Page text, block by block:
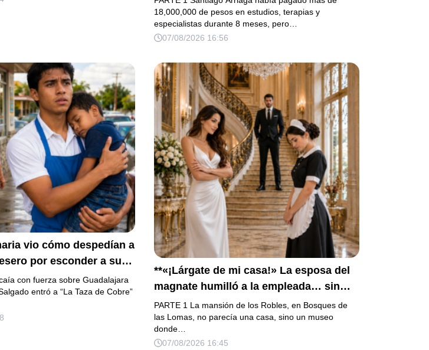
quiso escuchar.
18,000,000 de pesos en estudios, terapias y
especialistas durante 8 meses, pero…
07/08/2026 16:56
vio cómo despedían a
por esconder a su
pero el verdadero
a punto de estallar.
con fuerza sobre Guadalajara
entró a “La Taza de Cobre”
**«¡Lárgate de mi casa!» La esposa del
magnate humilló a la empleada… sin
saber que su hijo era la prueba del
secreto que todos habían enterrado*
PARTE 1 La mansión de los Robles, en Bosques de
las Lomas, no parecía una casa, sino un museo
donde…
07/08/2026 16:45